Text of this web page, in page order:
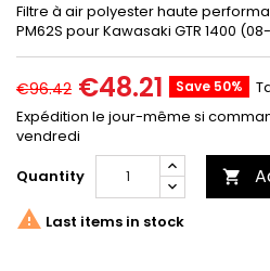
Filtre à air polyester haute
PM62S pour Kawasaki GTR 1400
€96.42 €48.21 Save 50%
Expédition le jour-même si
vendredi
Quantity

 Last items in stock